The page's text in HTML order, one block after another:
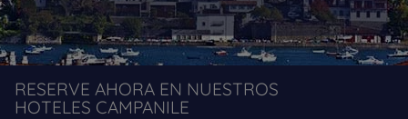
RESERVE AHORA EN NUESTROS
HOTELES CAMPANILE